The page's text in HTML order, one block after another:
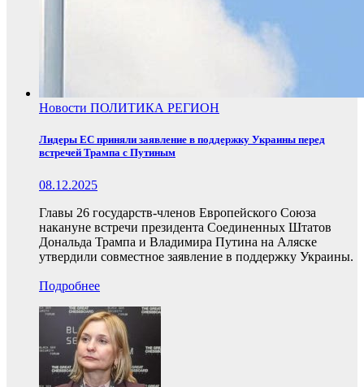
Новости ПОЛИТИКА РЕГИОН
Лидеры ЕС приняли заявление в поддержку Украины перед
встречей Трампа с Путиным
08.12.2025
Главы 26 государств-членов Европейского Союза
накануне встречи президента Соединенных Штатов
Дональда Трампа и Владимира Путина на Аляске
утвердили совместное заявление в поддержку Украины.
Подробнее